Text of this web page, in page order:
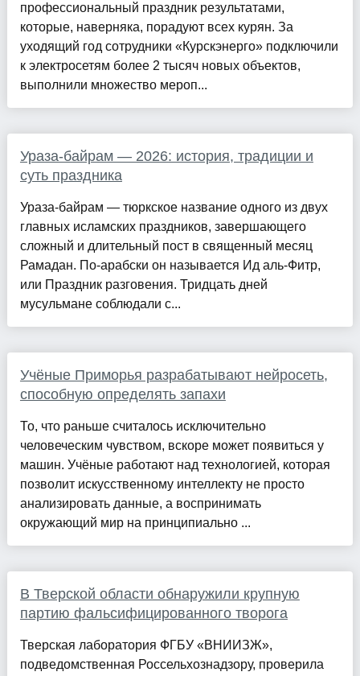
профессиональный праздник результатами,
которые, наверняка, порадуют всех курян. За
уходящий год сотрудники «Курскэнерго» подключили
к электросетям более 2 тысяч новых объектов,
выполнили множество мероп...
Ураза-байрам — 2026: история, традиции и
суть праздника
Ураза-байрам — тюркское название одного из двух
главных исламских праздников, завершающего
сложный и длительный пост в священный месяц
Рамадан. По-арабски он называется Ид аль-Фитр,
или Праздник разговения. Тридцать дней
мусульмане соблюдали с...
Учёные Приморья разрабатывают нейросеть,
способную определять запахи
То, что раньше считалось исключительно
человеческим чувством, вскоре может появиться у
машин. Учёные работают над технологией, которая
позволит искусственному интеллекту не просто
анализировать данные, а воспринимать
окружающий мир на принципиально ...
В Тверской области обнаружили крупную
партию фальсифицированного творога
Тверская лаборатория ФГБУ «ВНИИЗЖ»,
подведомственная Россельхознадзору, проверила